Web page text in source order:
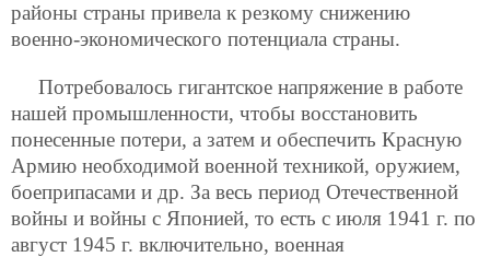
районы страны привела к резкому снижению
военно-экономического потенциала страны.
Потребовалось гигантское напряжение в работе
нашей промышленности, чтобы восстановить
понесенные потери, а затем и обеспечить Красную
Армию необходимой военной техникой, оружием,
боеприпасами и др. За весь период Отечественной
войны и войны с Японией, то есть с июля 1941 г. по
август 1945 г. включительно, военная